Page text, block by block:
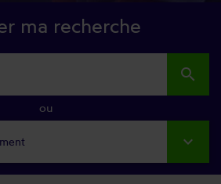
ma recherche
search
ou